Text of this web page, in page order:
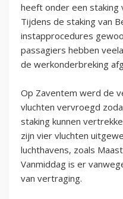
heeft onder een staking
Tijdens de staking van
instapprocedures
passagiers hebben
de werkonderbreking
Op Zaventem werd de
vluchten vervroegd
staking kunnen
zijn vier vluchten
luchthavens, zoals
Vanmiddag is er
van vertraging.